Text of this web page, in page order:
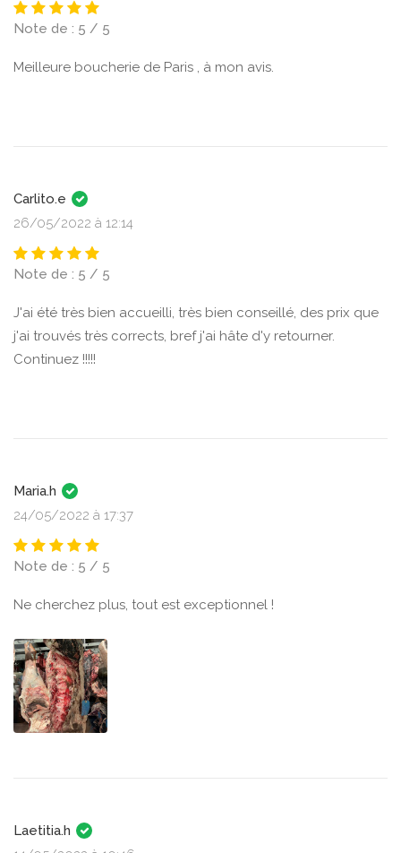
Note de : 5 / 5
Meilleure boucherie de Paris , à mon avis.
Carlito.e
26/05/2022 à 12:14
Note de : 5 / 5
J'ai été très bien accueilli, très bien conseillé, des prix que
j'ai trouvés très corrects, bref j'ai hâte d'y retourner.
Continuez !!!!!
Maria.h
24/05/2022 à 17:37
Note de : 5 / 5
Ne cherchez plus, tout est exceptionnel !
Laetitia.h